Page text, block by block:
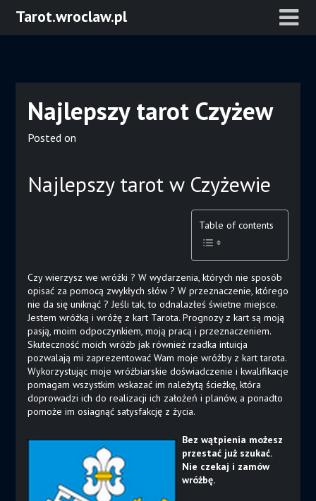
SkipTarot.wroclaw.pl
Najlepszy tarot Czyżew
Posted on
Najlepszy tarot w Czyżewie
Table of contents
Czy wierzysz we wróżki ? W wydarzenia, których nie sposób
opisać za pomocą zwykłych słów ? W przeznaczenie, którego
nie da się uniknąć ? Jeśli tak, to odnalazłeś świetne miejsce.
Jestem wróżką i wróżę z kart Tarota. Prognozy z kart są moją
pasją, moim odpoczynkiem, moją pracą i przeznaczeniem.
Skuteczność moich wróżb jak również rzadka intuicja
pozwalają mi zaprezentować Wam moje wróżby z kart tarota.
Wykorzystując moje wróżbiarskie doświadczenie i kwalifikacje
pomagam wszystkim wskazać im należytą ścieżkę, która
doprowadzi ich do realizacji ich założeń i planów, a ponadto
pomoże im osiagnąć satysfakcję z życia.
Bez wątpienia możesz
przestać już szukać.
Nie czekaj i zamów
wróżbę.